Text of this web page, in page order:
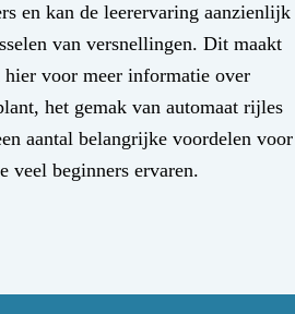
en kan de leerervaring aanzienlijk
van versnellingen. Dit maakt
voor meer informatie over
het gemak van automaat rijles
aantal belangrijke voordelen voor
veel beginners ervaren.